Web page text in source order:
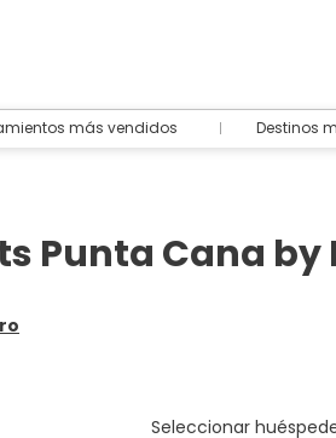
más vendidos Destinos
Punta Cana
Seleccionar